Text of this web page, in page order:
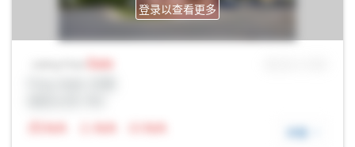
登录以查看更多
Sale
N/A
N/A N/A 详细